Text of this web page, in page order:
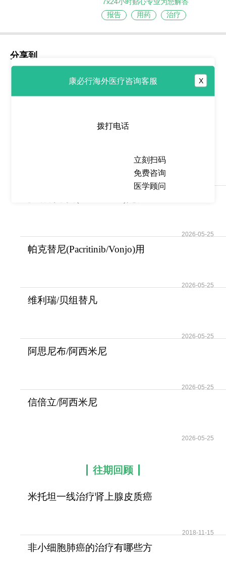
报告
用药 治疗
分享到
热点推荐
(Adagrasib/Krazati)针对携带K
2026-05-25
帕克替尼(Pacritinib/Vonjo)用
2026-05-25
维利瑞/贝组替凡
2026-05-25
阿思尼布/阿西米尼
2026-05-25
信倍立/阿西米尼
2026-05-25
往期回顾
米托坦一线治疗肾上腺皮质癌
2018-11-15
非小细胞肺癌的治疗有哪些方
康必行海外医疗咨询客服 X
拨打电话
立刻扫码
免费咨询
医学顾问